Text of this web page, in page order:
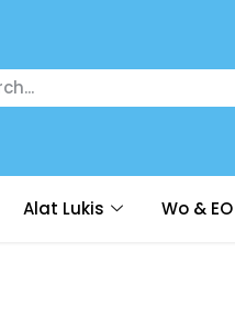
Alat Lukis Wo & EO